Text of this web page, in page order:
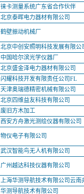
徕卡测量系统广东省合作伙伴
北京泰晖电力器材有限公司
鹤壁振动机械厂
北京中创安照明科技发展有限公
中国哈尔滨光学仪器厂
北京盛金泽电力器材有限公司
闪耀科技开发有限责任公司FL
天津奥瑞德精密机械有限公司
北京四维益友科技有限公司
废旧方木加工
西安方舟激光测绘仪器有限公司
物仪电子有限公司
武汉智能鸟无人机有限公司
广州越达科技仪器有限公司
上海华测导航技术有限公司云
华测导航技术有限公司